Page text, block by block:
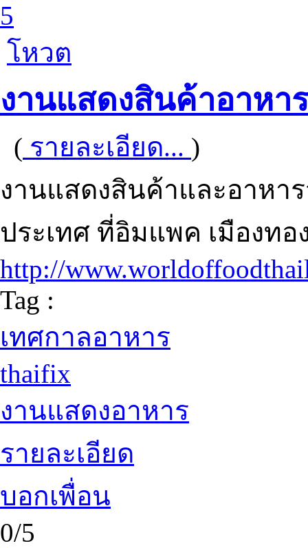
5
โหวต
งานแสดงสินค้าอาหาร
( รายละเอียด... )
งานแสดงสินค้าและอาหา
ประเทศ ที่อิมแพค เมืองท
http://
Tag :
เทศกาลอาหาร
thaifix
งานแสดงอาหาร
รายละเอียด
บอกเพื่อน
0/5